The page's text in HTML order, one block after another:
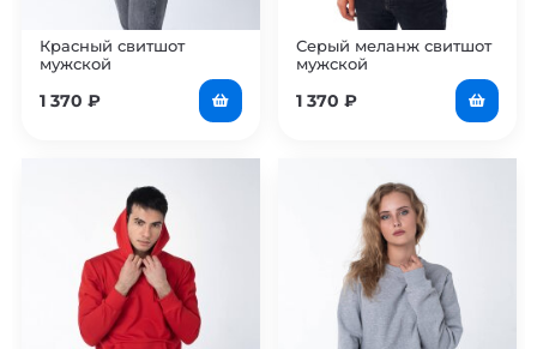
Красный свитшот
мужской
1 370 ₽
Серый меланж свитшот
мужской
1 370 ₽